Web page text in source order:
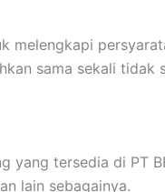
melengkapi
sama sekali tidak
yang tersedia di PT
lain sebagainya.